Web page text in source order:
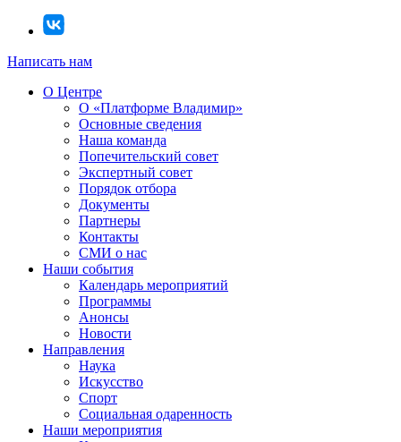
Написать нам
О Центре
О «Платформе Владимир»
Основные сведения
Наша команда
Попечительский совет
Экспертный совет
Порядок отбора
Документы
Партнеры
Контакты
СМИ о нас
Наши события
Календарь мероприятий
Программы
Анонсы
Новости
Направления
Наука
Искусство
Спорт
Социальная одаренность
Наши мероприятия